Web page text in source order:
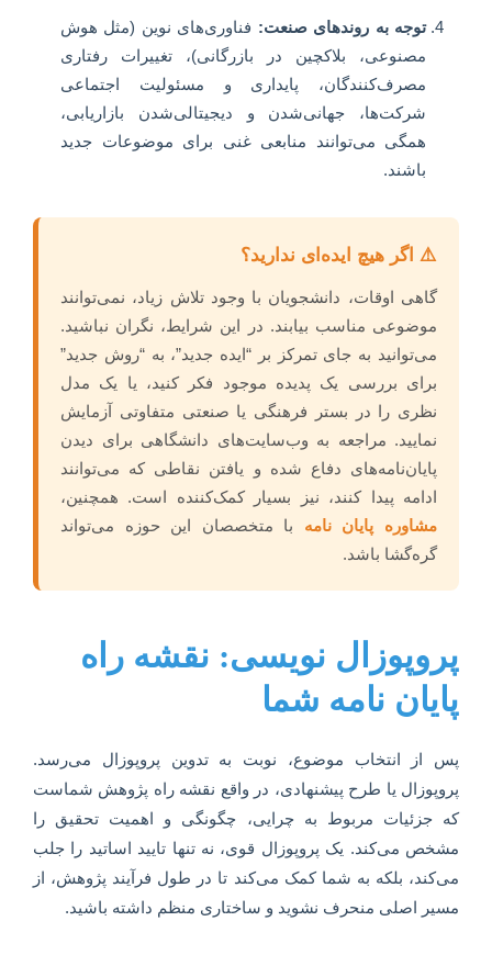
توجه به روندهای صنعت: فناوری‌های نوین (مثل هوش
مصنوعی، بلاکچین در بازرگانی)، تغییرات رفتاری
مصرف‌کنندگان، پایداری و مسئولیت اجتماعی
شرکت‌ها، جهانی‌شدن و دیجیتالی‌شدن بازاریابی،
همگی می‌توانند منابعی غنی برای موضوعات جدید
باشند.
⚠️ اگر هیچ ایده‌ای ندارید؟
گاهی اوقات، دانشجویان با وجود تلاش زیاد، نمی‌توانند
موضوعی مناسب بیابند. در این شرایط، نگران نباشید.
می‌توانید به جای تمرکز بر “ایده جدید”، به “روش جدید”
برای بررسی یک پدیده موجود فکر کنید، یا یک مدل
نظری را در بستر فرهنگی یا صنعتی متفاوتی آزمایش
نمایید. مراجعه به وب‌سایت‌های دانشگاهی برای دیدن
پایان‌نامه‌های دفاع شده و یافتن نقاطی که می‌توانند
ادامه پیدا کنند، نیز بسیار کمک‌کننده است. همچنین،
مشاوره پایان نامه با متخصصان این حوزه می‌تواند
گره‌گشا باشد.
پروپوزال نویسی: نقشه راه
پایان نامه شما
پس از انتخاب موضوع، نوبت به تدوین پروپوزال می‌رسد.
پروپوزال یا طرح پیشنهادی، در واقع نقشه راه پژوهش شماست
که جزئیات مربوط به چرایی، چگونگی و اهمیت تحقیق را
مشخص می‌کند. یک پروپوزال قوی، نه تنها تایید اساتید را جلب
می‌کند، بلکه به شما کمک می‌کند تا در طول فرآیند پژوهش، از
مسیر اصلی منحرف نشوید و ساختاری منظم داشته باشید.